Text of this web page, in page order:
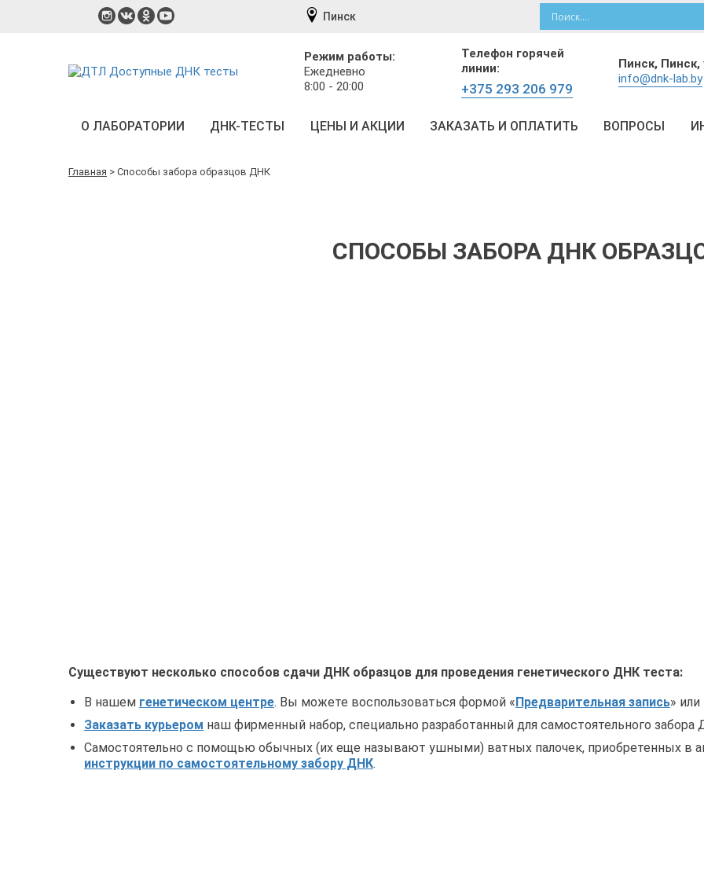
Пинск
Режим работы:
Ежедневно
8:00 - 20:00
Телефон горячей
линии:
+375 293 206 979
Пинск, Пинск,
info@dnk-lab.by
О ЛАБОРАТОРИИ ДНК-ТЕСТЫ ЦЕНЫ И АКЦИИ ЗАКАЗАТЬ И ОПЛАТИТЬ ВОПРОСЫ
Главная > Способы забора образцов ДНК
СПОСОБЫ ЗАБОРА ДНК
Существуют несколько способов сдачи ДНК образцов для проведения генетического ДНК теста:
В нашем генетическом центре. Вы можете воспользоваться формой «Предварительная запись»
Заказать курьером наш фирменный набор, специально разработанный для самостоятельного забора
Самостоятельно с помощью обычных (их еще называют ушными) ватных палочек, приобретенных в
инструкции по самостоятельному забору ДНК.